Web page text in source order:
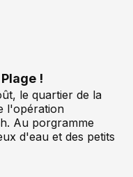
!
le quartier de la
l'opération
Au porgramme
d'eau et des petits